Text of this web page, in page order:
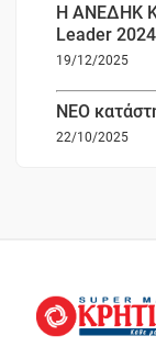
Η ΑΝΕΔΗΚ
Leader 2024
19/12/2025
ΝΕΟ
22/10/2025